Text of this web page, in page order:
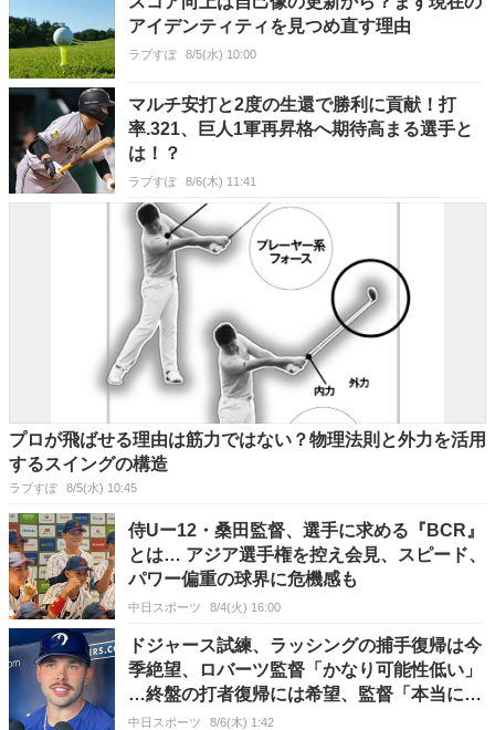
アイデンティティを見つめ直す理由
ラブすぽ 8/5(水) 10:00
マルチ安打と2度の生還で勝利に貢献！打
率.321、巨人1軍再昇格へ期待高まる選手と
は！？
ラブすぽ 8/6(木) 11:41
プロが飛ばせる理由は筋力ではない？物理法則と外力を活用
するスイングの構造
ラブすぽ 8/5(水) 10:45
侍Uー12・桑田監督、選手に求める『BCR』
とは… アジア選手権を控え会見、スピード、
パワー偏重の球界に危機感も
中日スポーツ 8/4(火) 16:00
ドジャース試練、ラッシングの捕手復帰は今
季絶望、ロバーツ監督「かなり可能性低い」
…終盤の打者復帰には希望、監督「本当に残
念」
中日スポーツ 8/6(木) 1:42